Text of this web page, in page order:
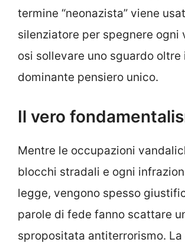
termine “neonazista” viene
silenziatore per spegnere ogni
osi sollevare uno sguardo oltre
dominante pensiero unico.
Il vero
Mentre le occupazioni
blocchi stradali e ogni
legge, vengono spesso
parole di fede fanno scattare
spropositata antiterrorismo. La